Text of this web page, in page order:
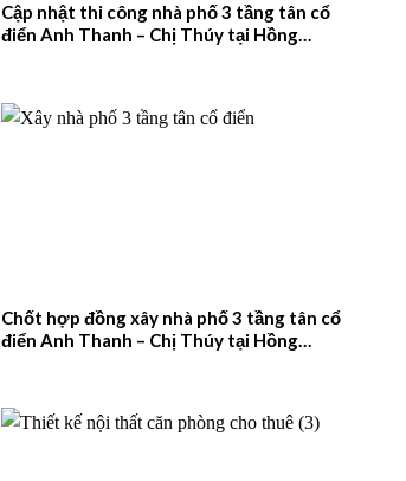
Cập nhật thi công nhà phố 3 tầng tân cổ
điển Anh Thanh – Chị Thúy tại Hồng
Chốt hợp đồng xây nhà phố 3 tầng tân cổ
điển Anh Thanh – Chị Thúy tại Hồng